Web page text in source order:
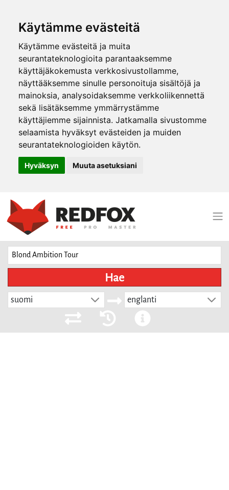
Käytämme evästeitä
Käytämme evästeitä ja muita
seurantateknologioita parantaaksemme
käyttäjäkokemusta verkkosivustollamme,
näyttääksemme sinulle personoituja sisältöjä ja
mainoksia, analysoidaksemme verkkoliikennettä
sekä lisätäksemme ymmärrystämme
käyttäjiemme sijainnista. Jatkamalla sivustomme
selaamista hyväksyt evästeiden ja muiden
seurantateknologioiden käytön.
Hyväksyn Muuta asetuksiani
Hae
suomi englanti